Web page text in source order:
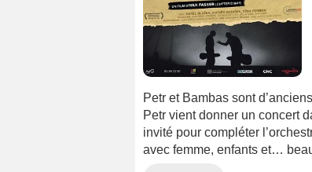
Petr et Bambas sont
Petr vient donner un concert
invité pour compléter
avec femme, enfants et…